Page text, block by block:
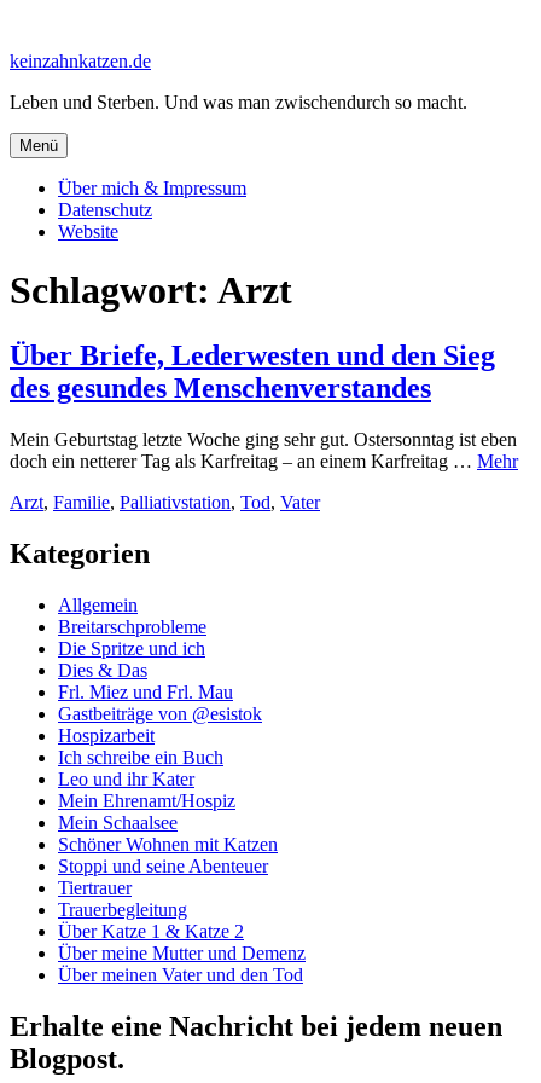
springen
keinzahnkatzen.de
Leben und Sterben. Und was man zwischendurch so macht.
Menü
Über mich & Impressum
Datenschutz
Website
Schlagwort: Arzt
Über Briefe, Lederwesten und den Sieg
des gesundes Menschenverstandes
Mein Geburtstag letzte Woche ging sehr gut. Ostersonntag ist eben
doch ein netterer Tag als Karfreitag – an einem Karfreitag … Mehr
Arzt, Familie, Palliativstation, Tod, Vater
Kategorien
Allgemein
Breitarschprobleme
Die Spritze und ich
Dies & Das
Frl. Miez und Frl. Mau
Gastbeiträge von @esistok
Hospizarbeit
Ich schreibe ein Buch
Leo und ihr Kater
Mein Ehrenamt/Hospiz
Mein Schaalsee
Schöner Wohnen mit Katzen
Stoppi und seine Abenteuer
Tiertrauer
Trauerbegleitung
Über Katze 1 & Katze 2
Über meine Mutter und Demenz
Über meinen Vater und den Tod
Erhalte eine Nachricht bei jedem neuen
Blogpost.